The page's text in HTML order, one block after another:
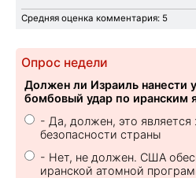
Средняя оценка комментария: 5
Опрос недели
Должен ли Израиль нанести
бомбовый удар по иранским
- Да, должен, это
безопасности страны
- Нет, не должен. США
иранской атомной